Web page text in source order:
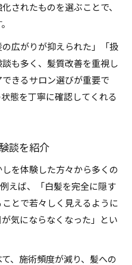
されたものを選ぶことで、
の広がりが抑えられた」「扱
も多く、髪質改善を重視し
きるサロン選びが重要で
態を丁寧に確認してくれる
談を紹介
を体験した方々から多くの
えば、「白髪を完全に隠す
とで若々しく見えるように
気にならなくなった」とい
、施術頻度が減り、髪への